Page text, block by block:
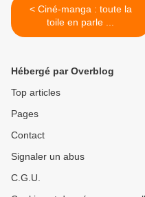
< Ciné-manga : toute la
toile en parle ...
Hébergé par Overblog
Top articles
Pages
Contact
Signaler un abus
C.G.U.